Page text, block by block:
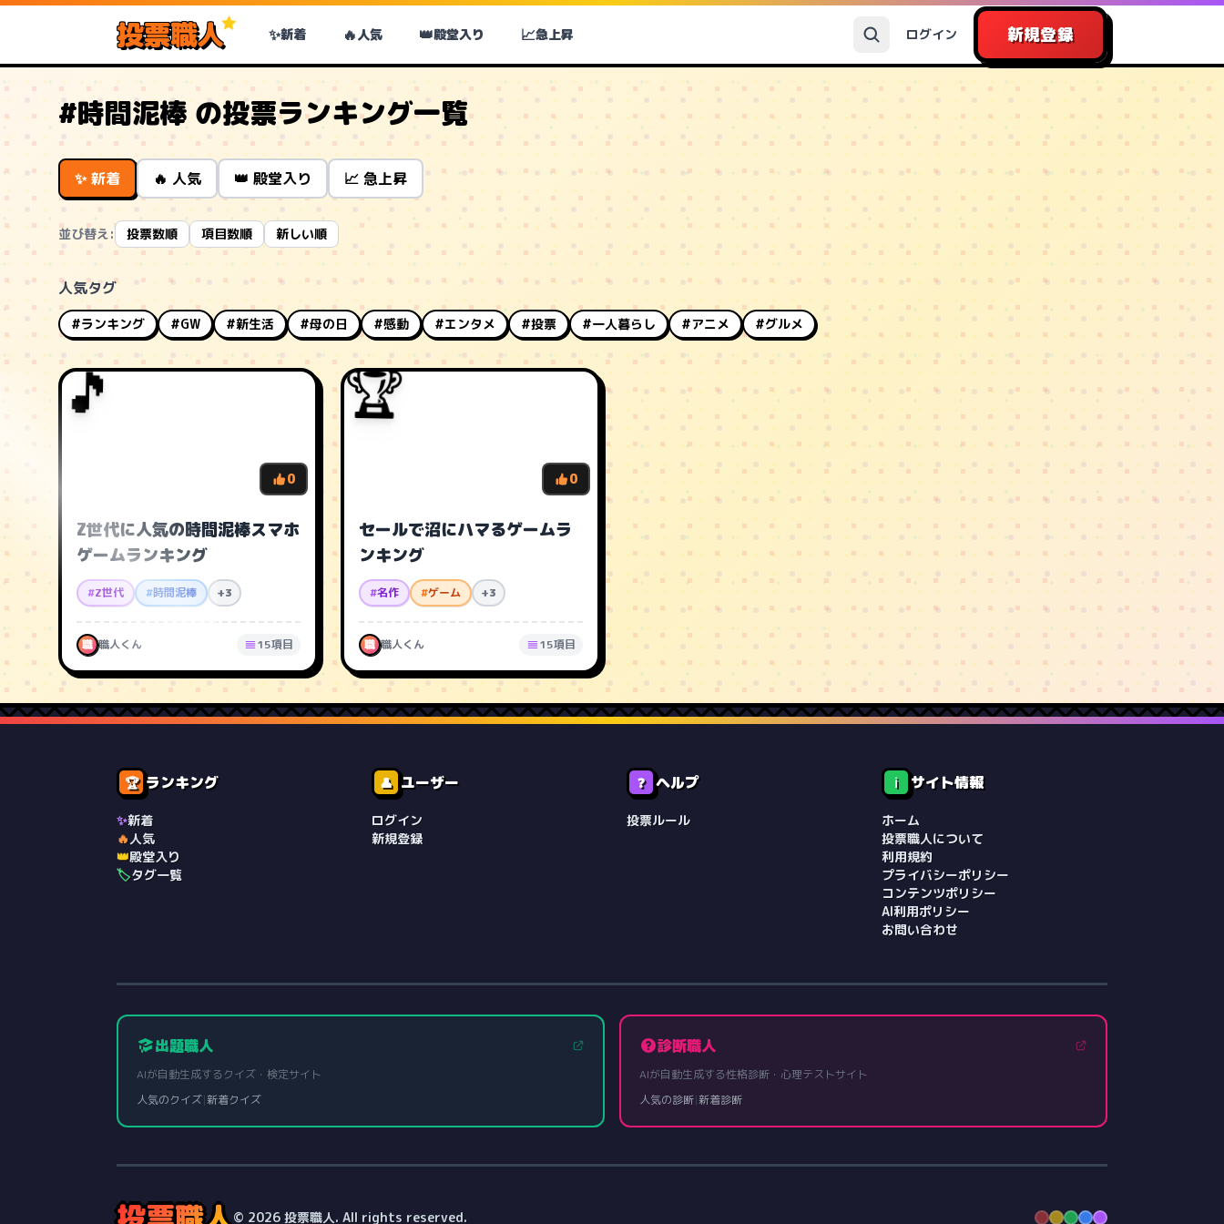
投票職人 ✨新着 🔥人気 👑殿堂入り 📈急上昇 ログイン 新規登録
#時間泥棒 の投票ランキング一覧
✨ 新着 🔥 人気 👑 殿堂入り 📈 急上昇
並び替え: 投票数順 項目数順 新しい順
人気タグ
#ランキング #GW #新生活 #母の日 #感動 #エンタメ #投票 #一人暮らし #アニメ #グルメ
🎵
0
Z世代に人気の時間泥棒スマホ
ゲームランキング
#Z世代 #時間泥棒 +3
職 職人くん 15項目
🏆
0
セールで沼にハマるゲームラ
ンキング
#名作 #ゲーム +3
職 職人くん 15項目
🏆 ランキング
✨新着
🔥人気
👑殿堂入り
🏷️タグ一覧
👤 ユーザー
ログイン
新規登録
❓ ヘルプ
投票ルール
ℹ️ サイト情報
ホーム
投票職人について
利用規約
プライバシーポリシー
コンテンツポリシー
AI利用ポリシー
お問い合わせ
出題職人
AIが自動生成するクイズ・検定サイト
人気のクイズ|新着クイズ
診断職人
AIが自動生成する性格診断・心理テストサイト
人気の診断|新着診断
© 2026 投票職人. All rights reserved.